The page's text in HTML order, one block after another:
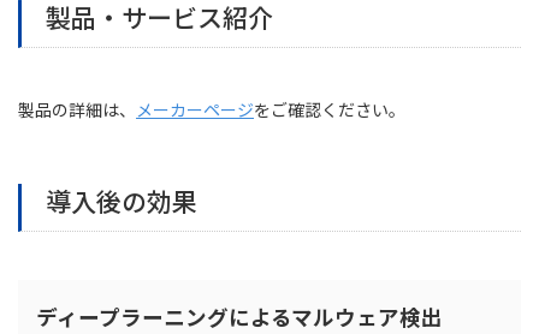
製品・サービス紹介
製品の詳細は、 メーカーページをご確認ください。
導入後の効果
ディープラーニングによるマルウェア検出